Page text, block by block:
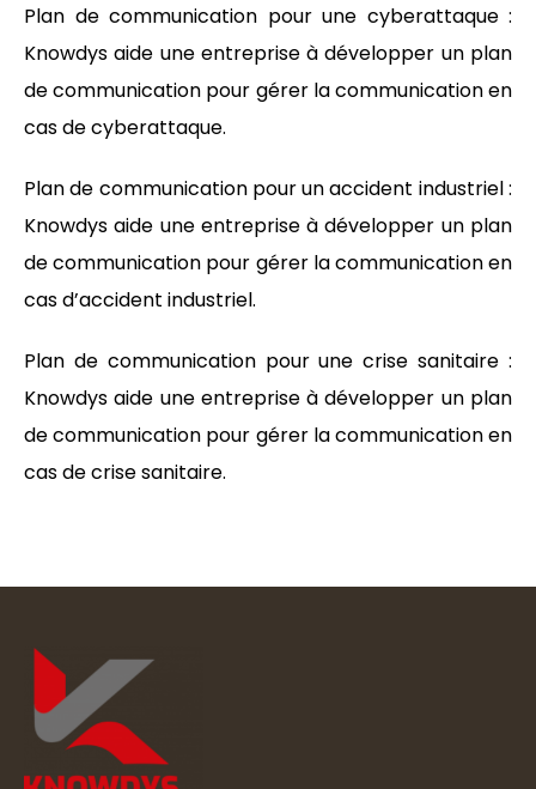
Plan de communication pour une cyberattaque :
Knowdys aide une entreprise à développer un plan
de communication pour gérer la communication en
cas de cyberattaque.
Plan de communication pour un accident industriel :
Knowdys aide une entreprise à développer un plan
de communication pour gérer la communication en
cas d’accident industriel.
Plan de communication pour une crise sanitaire :
Knowdys aide une entreprise à développer un plan
de communication pour gérer la communication en
cas de crise sanitaire.